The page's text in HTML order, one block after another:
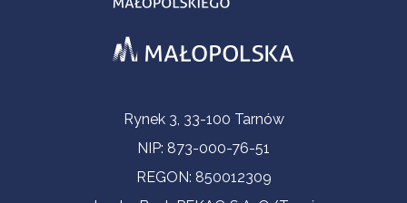
Informacje kontaktoweRynek 3, 33-100 Tarnów
NIP: 873-000-76-51
REGON: 850012309